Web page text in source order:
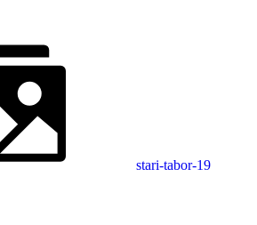
stari-tabor-19